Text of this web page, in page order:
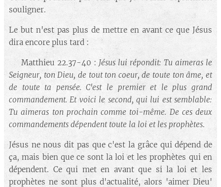
souligner.
Le but n'est pas plus de mettre en avant ce que Jésus
dira encore plus tard :
🔘 Matthieu 22.37-40 :Jésus lui répondit: Tu aimeras le
Seigneur, ton Dieu, de tout ton coeur, de toute ton âme, et
de toute ta pensée. C'est le premier et le plus grand
commandement. Et voici le second, qui lui est semblable:
Tu aimeras ton prochain comme toi-même. De ces deux
commandements dépendent toute la loi et les prophètes.
Jésus ne nous dit pas que c'est la grâce qui dépend de
ça, mais bien que ce sont la loi et les prophètes qui en
dépendent. Ce qui met en avant que si la loi et les
prophètes ne sont plus d'actualité, alors 'aimer Dieu'